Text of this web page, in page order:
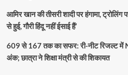
आमिर खान की तीसरी शादी पर हंगामा, ट्रोलिंग
से हुई, गौरी हिंदू नहीं ईसाई हैं’
609 से 167 तक का सफर: री-नीट रिजल्ट में
अंक; छात्रा ने शिक्षा मंत्री से की शिकायत